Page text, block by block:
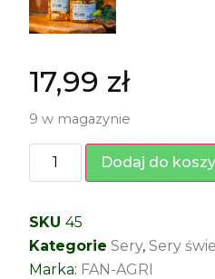
17,99 zł
9 w magazynie
Dodaj do
SKU 45
Kategorie Sery, Sery
Marka: FAN-AGRI